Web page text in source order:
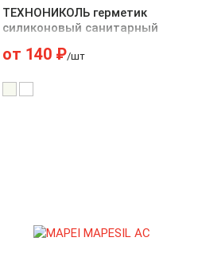
ТЕХНОНИКОЛЬ герметик
силиконовый санитарный
от 140₽/шт